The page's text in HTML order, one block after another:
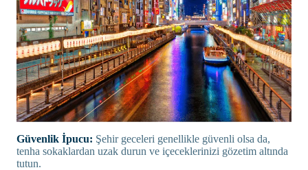
Güvenlik İpucu: Şehir geceleri genellikle güvenli olsa da,
tenha sokaklardan uzak durun ve içeceklerinizi gözetim altında
tutun.